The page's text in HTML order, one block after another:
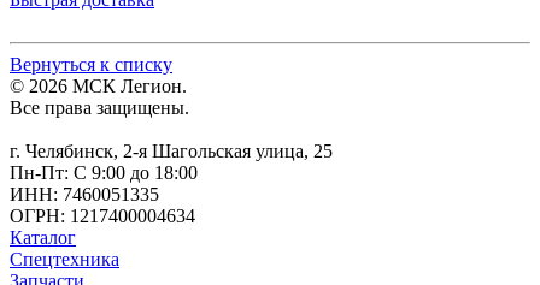
Вернуться к списку
© 2026 МСК Легион.
Все права защищены.
г. Челябинск, 2-я Шагольская улица, 25
Пн-Пт: С 9:00 до 18:00
ИНН: 7460051335
ОГРН: 1217400004634
Каталог
Спецтехника
Запчасти